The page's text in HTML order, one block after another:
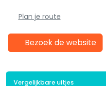
Plan je route
Bezoek de website
Vergelijkbare uitjes